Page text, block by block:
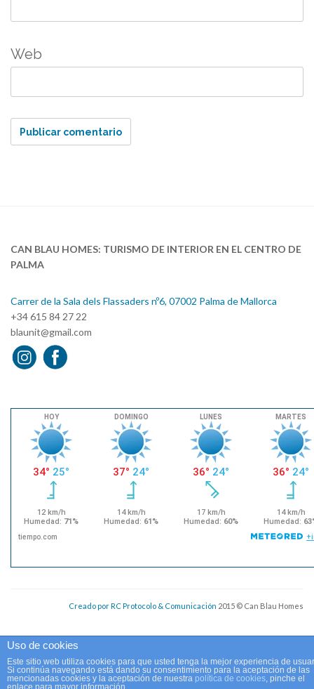
Web
CAN BLAU HOMES: TURISMO DE INTERIOR EN EL CENTRO DE
PALMA
Carrer de la Sala dels Flassaders nº6, 07002 Palma de Mallorca
+34 615 84 27 22
blaunit@gmail.com
Creado por RC Protocolo & Comunicación 2015 © Can Blau Homes
Uso de cookies
Este sitio web utiliza cookies para que usted tenga la mejor experiencia de
Si continúa navegando está dando su consentimiento para la aceptación de las
mencionadas cookies y la aceptación de nuestra política de cookies, pinche el
enlace para mayor información.